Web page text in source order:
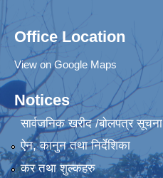
Office Location
View on Google Maps
Notices
सार्वजनिक खरीद /बोलपत्र सूचना
ऐन, कानुन तथा निर्देशिका
कर तथा शुल्कहरु